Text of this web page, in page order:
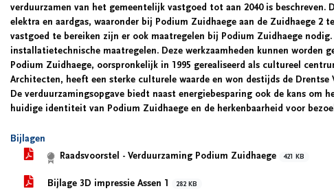
verduurzamen van het gemeentelijk vastgoed tot aan 2040 is beschreven.
elektra en aardgas, waaronder bij Podium Zuidhaege aan de Zuidhaege 2
vastgoed te bereiken zijn er ook maatregelen bij Podium Zuidhaege
installatietechnische maatregelen. Deze werkzaamheden kunnen worden
Podium Zuidhaege, oorspronkelijk in 1995 gerealiseerd als cultureel
Architecten, heeft een sterke culturele waarde en won destijds de Drentse
De verduurzamingsopgave biedt naast energiebesparing ook de kans om
huidige identiteit van Podium Zuidhaege en de herkenbaarheid voor
Bijlagen
Raadsvoorstel - Verduurzaming Podium Zuidhaege
421 KB
Bijlage 3D impressie Assen 1 282 KB